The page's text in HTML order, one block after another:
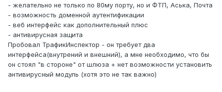
- желательно не только по 80му порту, но и ФТП, Аська, Почта
- возможность доменной аутентификации
- веб интерфейс как дополнительный плюс
- антивирусная защита
Пробовал ТрафикИнспектор - он требует два
интерфейса(внутрений и внешний), а мне необходимо, что бы
он стоял "в стороне" от шлюза + нет возможности установить
антивирусный модуль (хотя это не так важно)